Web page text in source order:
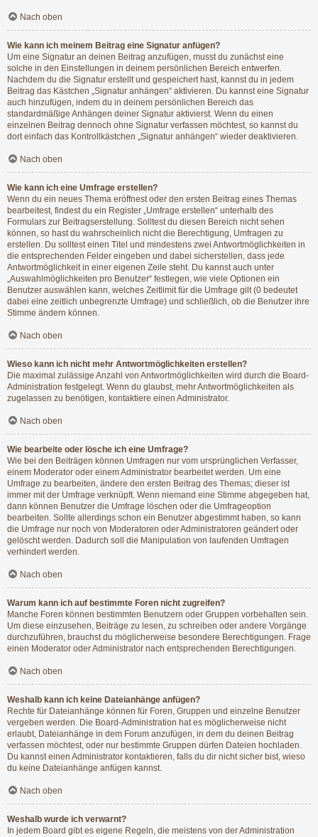
Nach oben
Wie kann ich meinem Beitrag eine Signatur anfügen?
Um eine Signatur an deinen Beitrag anzufügen, musst du zunächst eine
solche in den Einstellungen in deinem persönlichen Bereich entwerfen.
Nachdem du die Signatur erstellt und gespeichert hast, kannst du in jedem
Beitrag das Kästchen „Signatur anhängen“ aktivieren. Du kannst eine Signatur
auch hinzufügen, indem du in deinem persönlichen Bereich das
standardmäßige Anhängen deiner Signatur aktivierst. Wenn du einen
einzelnen Beitrag dennoch ohne Signatur verfassen möchtest, so kannst du
dort einfach das Kontrollkästchen „Signatur anhängen“ wieder deaktivieren.
Nach oben
Wie kann ich eine Umfrage erstellen?
Wenn du ein neues Thema eröffnest oder den ersten Beitrag eines Themas
bearbeitest, findest du ein Register „Umfrage erstellen“ unterhalb des
Formulars zur Beitragserstellung. Solltest du diesen Bereich nicht sehen
können, so hast du wahrscheinlich nicht die Berechtigung, Umfragen zu
erstellen. Du solltest einen Titel und mindestens zwei Antwortmöglichkeiten in
die entsprechenden Felder eingeben und dabei sicherstellen, dass jede
Antwortmöglichkeit in einer eigenen Zeile steht. Du kannst auch unter
„Auswahlmöglichkeiten pro Benutzer“ festlegen, wie viele Optionen ein
Benutzer auswählen kann, welches Zeitlimit für die Umfrage gilt (0 bedeutet
dabei eine zeitlich unbegrenzte Umfrage) und schließlich, ob die Benutzer ihre
Stimme ändern können.
Nach oben
Wieso kann ich nicht mehr Antwortmöglichkeiten erstellen?
Die maximal zulässige Anzahl von Antwortmöglichkeiten wird durch die Board-
Administration festgelegt. Wenn du glaubst, mehr Antwortmöglichkeiten als
zugelassen zu benötigen, kontaktiere einen Administrator.
Nach oben
Wie bearbeite oder lösche ich eine Umfrage?
Wie bei den Beiträgen können Umfragen nur vom ursprünglichen Verfasser,
einem Moderator oder einem Administrator bearbeitet werden. Um eine
Umfrage zu bearbeiten, ändere den ersten Beitrag des Themas; dieser ist
immer mit der Umfrage verknüpft. Wenn niemand eine Stimme abgegeben hat,
dann können Benutzer die Umfrage löschen oder die Umfrageoption
bearbeiten. Sollte allerdings schon ein Benutzer abgestimmt haben, so kann
die Umfrage nur noch von Moderatoren oder Administratoren geändert oder
gelöscht werden. Dadurch soll die Manipulation von laufenden Umfragen
verhindert werden.
Nach oben
Warum kann ich auf bestimmte Foren nicht zugreifen?
Manche Foren können bestimmten Benutzern oder Gruppen vorbehalten sein.
Um diese einzusehen, Beiträge zu lesen, zu schreiben oder andere Vorgänge
durchzuführen, brauchst du möglicherweise besondere Berechtigungen. Frage
einen Moderator oder Administrator nach entsprechenden Berechtigungen.
Nach oben
Weshalb kann ich keine Dateianhänge anfügen?
Rechte für Dateianhänge können für Foren, Gruppen und einzelne Benutzer
vergeben werden. Die Board-Administration hat es möglicherweise nicht
erlaubt, Dateianhänge in dem Forum anzufügen, in dem du deinen Beitrag
verfassen möchtest, oder nur bestimmte Gruppen dürfen Dateien hochladen.
Du kannst einen Administrator kontaktieren, falls du dir nicht sicher bist, wieso
du keine Dateianhänge anfügen kannst.
Nach oben
Weshalb wurde ich verwarnt?
In jedem Board gibt es eigene Regeln, die meistens von der Administration